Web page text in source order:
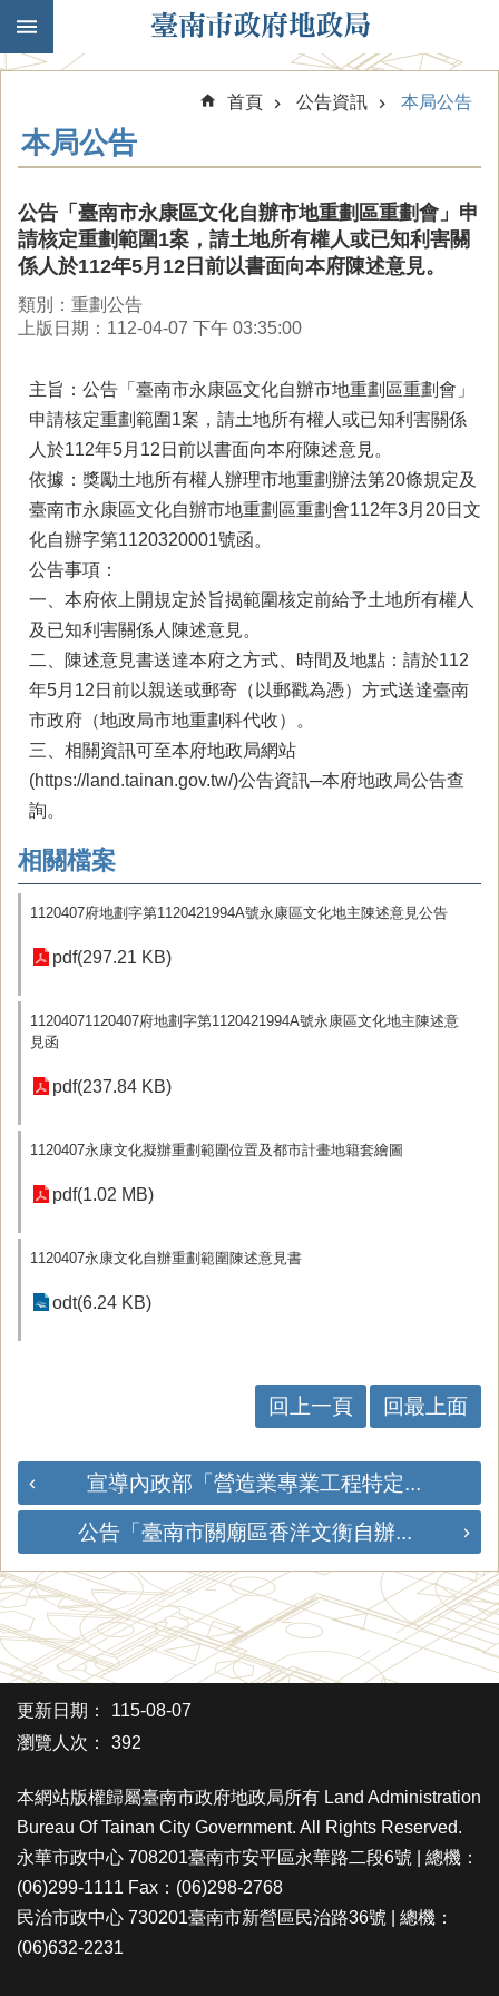
跳到主要內容區塊
首頁 公告資訊 本局公告
本局公告
公告「臺南市永康區文化自辦市地重劃區重劃會」申
請核定重劃範圍1案，請土地所有權人或已知利害關
係人於112年5月12日前以書面向本府陳述意見。
類別：重劃公告
上版日期：112-04-07 下午 03:35:00
主旨：公告「臺南市永康區文化自辦市地重劃區重劃會」
申請核定重劃範圍1案，請土地所有權人或已知利害關係
人於112年5月12日前以書面向本府陳述意見。
依據：獎勵土地所有權人辦理市地重劃辦法第20條規定及
臺南市永康區文化自辦市地重劃區重劃會112年3月20日文
化自辦字第1120320001號函。
公告事項：
一、本府依上開規定於旨揭範圍核定前給予土地所有權人
及已知利害關係人陳述意見。
二、陳述意見書送達本府之方式、時間及地點：請於112
年5月12日前以親送或郵寄（以郵戳為憑）方式送達臺南
市政府（地政局市地重劃科代收）。
三、相關資訊可至本府地政局網站
(https://land.tainan.gov.tw/)公告資訊─本府地政局公告查
詢。
相關檔案
1120407府地劃字第1120421994A號永康區文化地主陳述意見公告
pdf(297.21 KB)
11204071120407府地劃字第1120421994A號永康區文化地主陳述意
見函
pdf(237.84 KB)
1120407永康文化擬辦重劃範圍位置及都市計畫地籍套繪圖
pdf(1.02 MB)
1120407永康文化自辦重劃範圍陳述意見書
odt(6.24 KB)
回上一頁 回最上面
宣導內政部「營造業專業工程特定...
公告「臺南市關廟區香洋文衡自辦...
更新日期：
115-08-07
瀏覽人次：
392
本網站版權歸屬臺南市政府地政局所有 Land Administration
Bureau Of Tainan City Government. All Rights Reserved.
永華市政中心 708201臺南市安平區永華路二段6號 | 總機：
(06)299-1111 Fax：(06)298-2768
民治市政中心 730201臺南市新營區民治路36號 | 總機：
(06)632-2231